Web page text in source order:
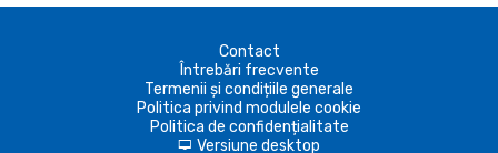
Contact
Întrebări frecvente
Termenii și condițiile generale
Politica privind modulele cookie
Politica de confidențialitate
d Versiune desktop